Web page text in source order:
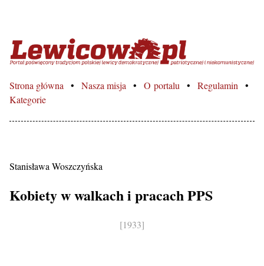
Lewicowo.pl – Portal
Strona główna Nasza misja O portalu
Regulamin
Kategorie
Stanisława Woszczyńska
Kobiety w walkach i pracach PPS
[1933]